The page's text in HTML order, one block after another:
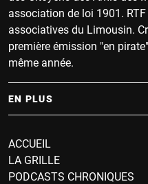
association de loi 1901.
associatives du Limousin.
première émission "en
même année.
EN PLUS
ACCUEIL
LA GRILLE
PODCASTS CHRONIQUES